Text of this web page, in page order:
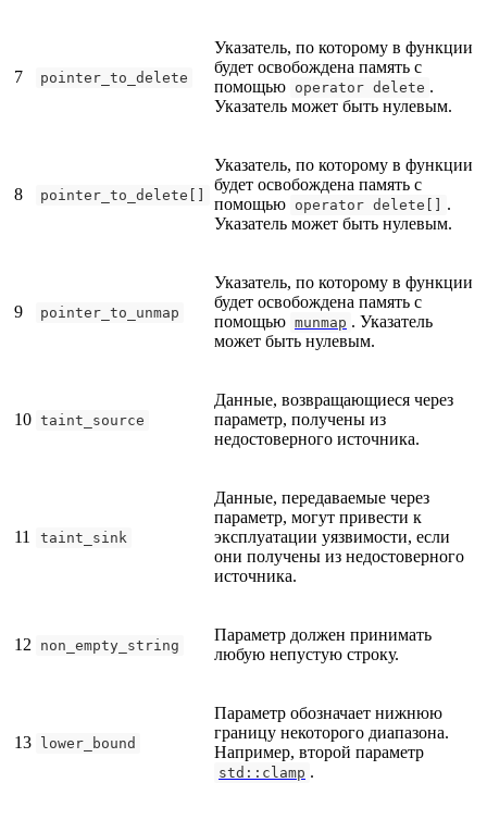
7 pointer_to_delete
Указатель, по которому в функции
будет освобождена память с
помощью operator delete .
Указатель может быть нулевым.
8 pointer_to_delete[]
Указатель, по которому в функции
будет освобождена память с
помощью operator delete[]
.
Указатель может быть нулевым.
9 pointer_to_unmap
Указатель, по которому в функции
будет освобождена память с
помощью munmap . Указатель
может быть нулевым.
10 taint_source
Данные, возвращающиеся через
параметр, получены из
недостоверного источника.
11 taint_sink
Данные, передаваемые через
параметр, могут привести к
эксплуатации уязвимости, если
они получены из недостоверного
источника.
12 non_empty_string
Параметр должен принимать
любую непустую строку.
13 lower_bound
Параметр обозначает нижнюю
границу некоторого диапазона.
Например, второй параметр
std::clamp .